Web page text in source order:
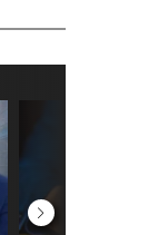
Stunde
Stunde
aus
Stunde